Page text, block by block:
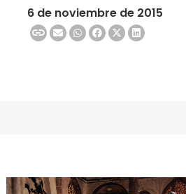
6 de noviembre de 2015